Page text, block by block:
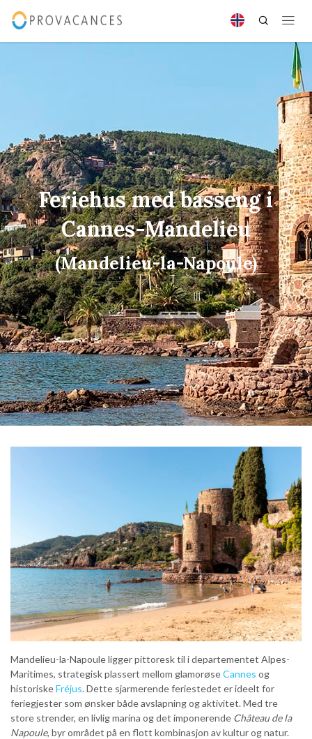
Feriehus med basseng i
Cannes-Mandelieu
(Mandelieu-la-Napoule)
Mandelieu-la-Napoule ligger pittoresk til i departementet Alpes-
Maritimes, strategisk plassert mellom glamorøseCannes og
historiskeFréjus. Dette sjarmerende feriestedet er ideelt for
feriegjester som ønsker både avslapning og aktivitet. Med tre
store strender, en livlig marina og det imponerende Château de la
Napoule, byr området på en flott kombinasjon av kultur og natur.